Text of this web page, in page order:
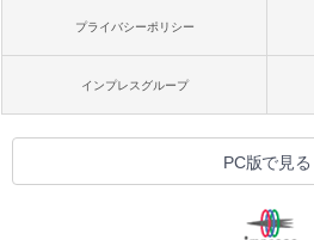
プライバシーポリシー
インプレスグループ
PC版で見る